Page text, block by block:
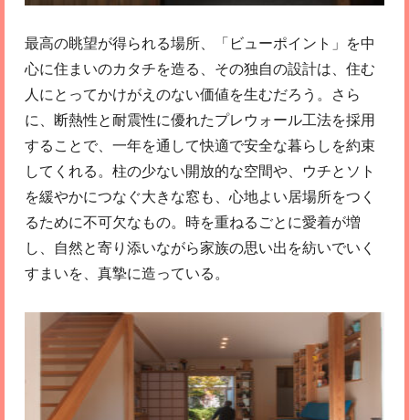
最高の眺望が得られる場所、「ビューポイント」を中
心に住まいのカタチを造る、その独自の設計は、住む
人にとってかけがえのない価値を生むだろう。さら
に、断熱性と耐震性に優れたプレウォール工法を採用
することで、一年を通して快適で安全な暮らしを約束
してくれる。柱の少ない開放的な空間や、ウチとソト
を緩やかにつなぐ大きな窓も、心地よい居場所をつく
るために不可欠なもの。時を重ねるごとに愛着が増
し、自然と寄り添いながら家族の思い出を紡いでいく
すまいを、真摯に造っている。